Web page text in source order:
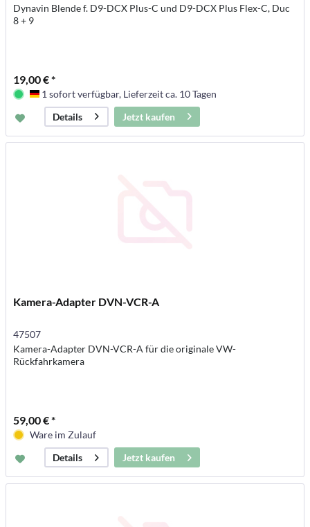
Dynavin Blende f. D9-DCX Plus-C und D9-DCX Plus Flex-C, Duc
8 + 9
19,00 € *
Deutschland
1 sofort verfügbar, Lieferzeit ca. 10 Tagen
Details
Jetzt kaufen
Kamera-Adapter DVN-VCR-A
47507
Kamera-Adapter DVN-VCR-A für die originale VW-
Rückfahrkamera
59,00 € *
Ware im Zulauf
Details
Jetzt kaufen